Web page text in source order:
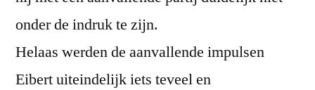
onder de indruk te zijn.
Helaas werden de aanvallende impulsen
Eibert uiteindelijk iets teveel en